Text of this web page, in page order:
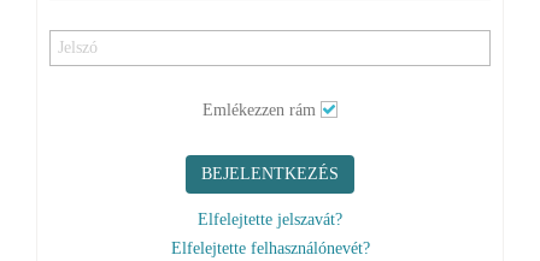
Elfelejtette jelszavát?